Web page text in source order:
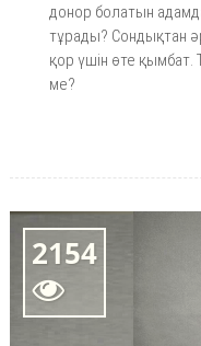
донор болатын
тұрады? Сондықтан
қор үшін өте қымбат.
ме?
2154
